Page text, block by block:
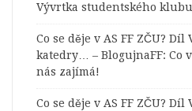
Vývrtka studentského klubu
Co se děje v AS FF ZČU? Díl
katedry… – BlogujnaFF: Co
nás zajímá!
Co se děje v AS FF ZČU? Díl